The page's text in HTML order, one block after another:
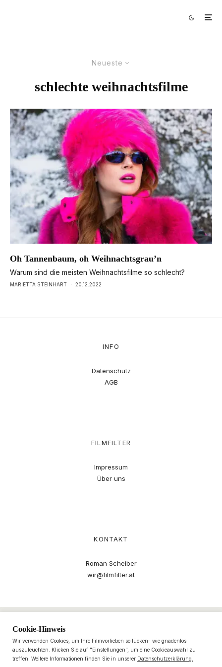
Neueste
schlechte weihnachtsfilme
Oh Tannenbaum, oh Weihnachtsgrau’n
Warum sind die meisten Weihnachtsfilme so schlecht?
MARIETTA STEINHART · 20.12.2022
INFO
Datenschutz
AGB
FILMFILTER
Impressum
Über uns
KONTAKT
Roman Scheiber
wir@filmfilter.at
Cookie-Hinweis
Wir verwenden Cookies, um Ihre Filmvorlieben so lücken- wie gnadenlos
auszuleuchten. Klicken Sie auf "Einstellungen", um eine Cookieauswahl zu
treffen. Weitere Informationen finden Sie in unserer Datenschutzerklärung.